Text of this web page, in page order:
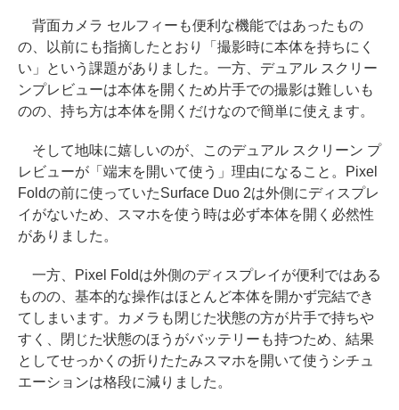
背面カメラ セルフィーも便利な機能ではあったもの
の、以前にも指摘したとおり「撮影時に本体を持ちにく
い」という課題がありました。一方、デュアル スクリー
ンプレビューは本体を開くため片手での撮影は難しいも
のの、持ち方は本体を開くだけなので簡単に使えます。
そして地味に嬉しいのが、このデュアル スクリーン プ
レビューが「端末を開いて使う」理由になること。Pixel
Foldの前に使っていたSurface Duo 2は外側にディスプレ
イがないため、スマホを使う時は必ず本体を開く必然性
がありました。
一方、Pixel Foldは外側のディスプレイが便利ではある
ものの、基本的な操作はほとんど本体を開かず完結でき
てしまいます。カメラも閉じた状態の方が片手で持ちや
すく、閉じた状態のほうがバッテリーも持つため、結果
としてせっかくの折りたたみスマホを開いて使うシチュ
エーションは格段に減りました。